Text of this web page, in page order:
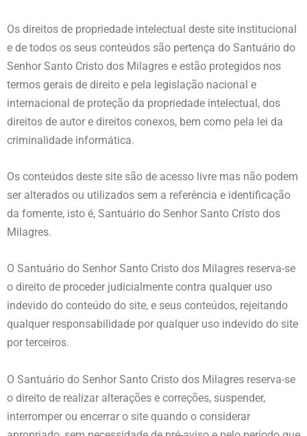
Os direitos de propriedade intelectual deste site institucional
e de todos os seus conteúdos são pertença do Santuário do
Senhor Santo Cristo dos Milagres e estão protegidos nos
termos gerais de direito e pela legislação nacional e
internacional de proteção da propriedade intelectual, dos
direitos de autor e direitos conexos, bem como pela lei da
criminalidade informática.
Os conteúdos deste site são de acesso livre mas não podem
ser alterados ou utilizados sem a referência e identificação
da fomente, isto é, Santuário do Senhor Santo Cristo dos
Milagres.
O Santuário do Senhor Santo Cristo dos Milagres reserva-se
o direito de proceder judicialmente contra qualquer uso
indevido do conteúdo do site, e seus conteúdos, rejeitando
qualquer responsabilidade por qualquer uso indevido do site
por terceiros.
O Santuário do Senhor Santo Cristo dos Milagres reserva-se
o direito de realizar alterações e correções, suspender,
interromper ou encerrar o site quando o considerar